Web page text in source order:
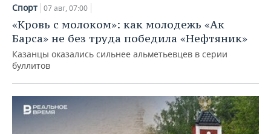
Спорт 07 авг, 07:00
«Кровь с молоком»: как молодежь «Ак
Барса» не без труда победила «Нефтяник»
Казанцы оказались сильнее альметьевцев в серии
буллитов